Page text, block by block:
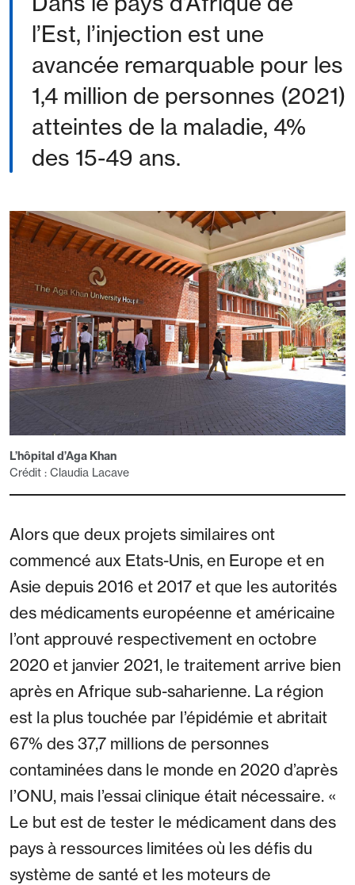
l’Est, l’injection est une
avancée remarquable pour les
1,4 million de personnes (2021)
atteintes de la maladie, 4%
des 15-49 ans.
L’hôpital d’Aga Khan
Crédit : Claudia Lacave
Alors que deux projets similaires ont
commencé aux Etats-Unis, en Europe et en
Asie depuis 2016 et 2017 et que les autorités
des médicaments européenne et américaine
l’ont approuvé respectivement en octobre
2020 et janvier 2021, le traitement arrive bien
après en Afrique sub-saharienne. La région
est la plus touchée par l’épidémie et abritait
67% des 37,7 millions de personnes
contaminées dans le monde en 2020 d’après
l’ONU, mais l’essai clinique était nécessaire. «
Le but est de tester le médicament dans des
pays à ressources limitées où les défis du
système de santé et les moteurs de